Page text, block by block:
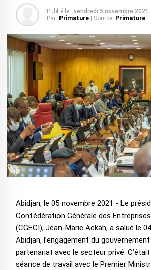
Publié le : vendredi 5 novembre 2021
Par: Primature | Source: Primature
Abidjan, le 05 novembre 2021 - Le
Confédération Générale des
(CGECI), Jean-Marie Ackah, a salué le
Abidjan, l’engagement du
partenariat avec le secteur privé. C’était
séance de travail avec le Premier